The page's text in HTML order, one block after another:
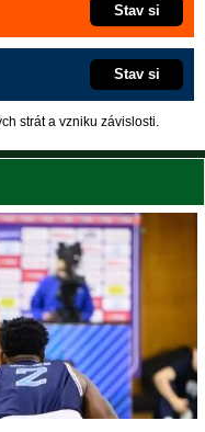
Stav si
Stav si
strát a vzniku závislosti.